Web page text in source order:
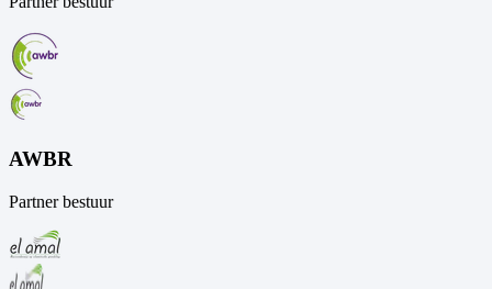
AWBR
Partner bestuur